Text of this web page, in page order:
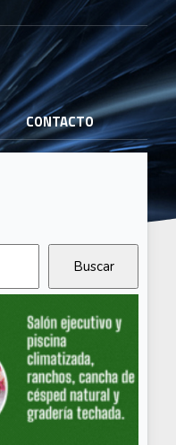
CONTACTO